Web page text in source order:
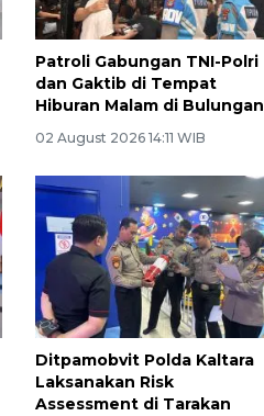
Patroli Gabungan TNI-Polri
dan Gaktib di Tempat
Hiburan Malam di Bulungan
02 August 2026 14:11 WIB
Ditpamobvit Polda Kaltara
Laksanakan Risk
Assessment di Tarakan